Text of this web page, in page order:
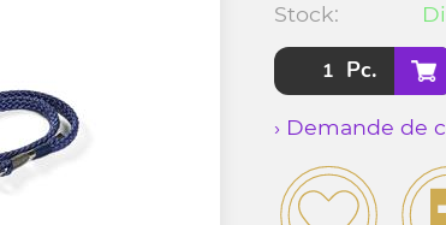
Stock:
Pc.
› Demande de